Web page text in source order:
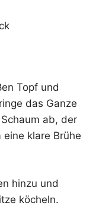
Topf und
das Ganze
ab, der
klare Brühe
hinzu und
köcheln.